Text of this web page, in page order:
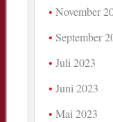
November
September
Juli 2023
Juni 2023
Mai 2023